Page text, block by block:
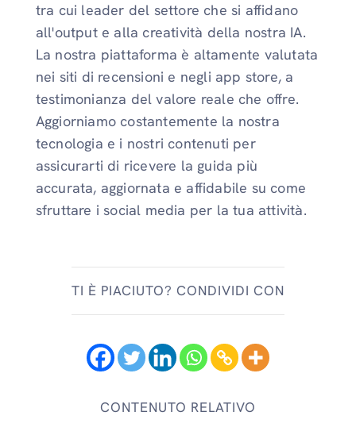
tra cui leader del settore che si affidano
all'output e alla creatività della nostra IA.
La nostra piattaforma è altamente valutata
nei siti di recensioni e negli app store, a
testimonianza del valore reale che offre.
Aggiorniamo costantemente la nostra
tecnologia e i nostri contenuti per
assicurarti di ricevere la guida più
accurata, aggiornata e affidabile su come
sfruttare i social media per la tua attività.
TI È PIACIUTO? CONDIVIDI CON
CONTENUTO RELATIVO